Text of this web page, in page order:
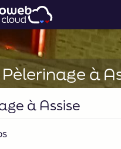
Pèlerinage à
à Assise